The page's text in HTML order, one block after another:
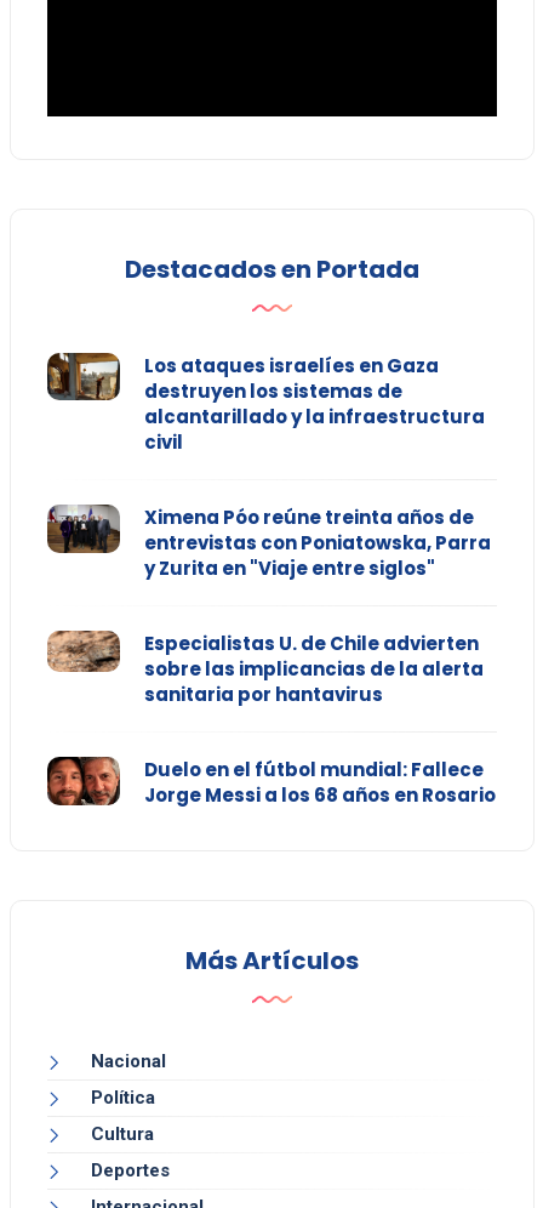
Destacados en Portada
Los ataques israelíes en Gaza
destruyen los sistemas de
alcantarillado y la infraestructura
civil
Ximena Póo reúne treinta años de
entrevistas con Poniatowska, Parra
y Zurita en "Viaje entre siglos"
Especialistas U. de Chile advierten
sobre las implicancias de la alerta
sanitaria por hantavirus
Duelo en el fútbol mundial: Fallece
Jorge Messi a los 68 años en Rosario
Más Artículos
Nacional
Política
Cultura
Deportes